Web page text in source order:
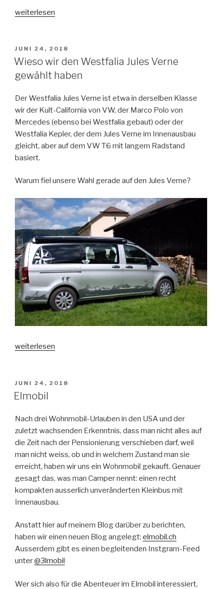
„Lago
Juni
2018“
weiterlesen
VERÖFFENTLICHT
AM
JUNI 24, 2018
Wieso wir den Westfalia Jules Verne
gewählt haben
Der Westfalia Jules Verne ist etwa in derselben Klasse
wir der Kult-California von VW, der Marco Polo von
Mercedes (ebenso bei Westfalia gebaut) oder der
Westfalia Kepler, der dem Jules Verne im Innenausbau
gleicht, aber auf dem VW T6 mit langem Radstand
basiert.
Warum fiel unsere Wahl gerade auf den Jules Verne?
„Wieso
Westfalia
Jules
gewählt
haben“
weiterlesen
VERÖFFENTLICHT
AM
JUNI 24, 2018
Elmobil
Nach drei Wohnmobil-Urlauben in den USA und der
zuletzt wachsenden Erkenntnis, dass man nicht alles auf
die Zeit nach der Pensionierung verschieben darf, weil
man nicht weiss, ob und in welchem Zustand man sie
erreicht, haben wir uns ein Wohnmobil gekauft. Genauer
gesagt das, was man Camper nennt: einen recht
kompakten ausserlich unveränderten Kleinbus mit
Innenausbau.
Anstatt hier auf meinem Blog darüber zu berichten,
haben wir einen neuen Blog angelegt: elmobil.ch
Ausserdem gibt es einen begleitenden Instgram-Feed
unter@3lmobil
Wer sich also für die Abenteuer im Elmobil interessiert,